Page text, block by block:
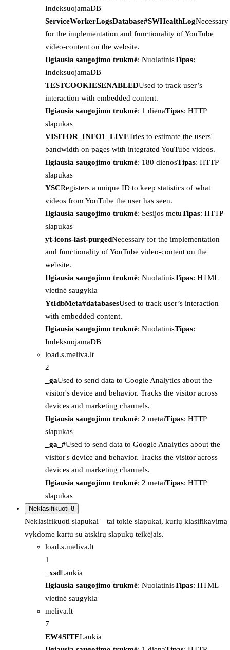
IndeksuojamaDB
ServiceWorkerLogsDatabase#SWHealthLogNecessary
for the implementation and functionality of YouTube
video-content on the website.
Ilgiausia saugojimo trukmė: NuolatinisTipas:
IndeksuojamaDB
TESTCOOKIESENABLEDUsed to track user’s
interaction with embedded content.
Ilgiausia saugojimo trukmė: 1 dienaTipas: HTTP
slapukas
VISITOR_INFO1_LIVETries to estimate the users'
bandwidth on pages with integrated YouTube videos.
Ilgiausia saugojimo trukmė: 180 dienosTipas: HTTP
slapukas
YSCRegisters a unique ID to keep statistics of what
videos from YouTube the user has seen.
Ilgiausia saugojimo trukmė: Sesijos metuTipas: HTTP
slapukas
yt-icons-last-purgedNecessary for the implementation
and functionality of YouTube video-content on the
website.
Ilgiausia saugojimo trukmė: NuolatinisTipas: HTML
vietinė saugykla
YtIdbMeta#databasesUsed to track user’s interaction
with embedded content.
Ilgiausia saugojimo trukmė: NuolatinisTipas:
IndeksuojamaDB
load.s.meliva.lt
2
_gaUsed to send data to Google Analytics about the
visitor's device and behavior. Tracks the visitor across
devices and marketing channels.
Ilgiausia saugojimo trukmė: 2 metaiTipas: HTTP
slapukas
_ga_#Used to send data to Google Analytics about the
visitor's device and behavior. Tracks the visitor across
devices and marketing channels.
Ilgiausia saugojimo trukmė: 2 metaiTipas: HTTP
slapukas
Neklasifikuoti 8
Neklasifikuoti slapukai – tai tokie slapukai, kurių klasifikavimą
vykdome kartu su atskirų slapukų teikėjais.
load.s.meliva.lt
1
_xsdLaukia
Ilgiausia saugojimo trukmė: NuolatinisTipas: HTML
vietinė saugykla
meliva.lt
7
EW4SITELaukia